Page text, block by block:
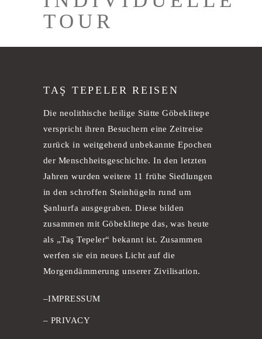
TOUR
TAŞ TEPELER REISEN
Die neolithische heilige Stätte Göbeklitepe
verspricht ihren Besuchern eine Zeitreise
zurück in weitgehend unbekannte Epochen
der Menschheitsgeschichte. In den letzten
Jahren wurden weitere 11 frühe Siedlungen
in den schroffen Steinhügeln rund um
Şanlıurfa ausgegraben. Diese bilden
zusammen mit Göbeklitepe das, was heute
als „Taş Tepeler“ bekannt ist. Zusammen
werfen sie ein neues Licht auf die
Morgendämmerung unserer Zivilisation.
–IMPRESSUM
– PRIVACY